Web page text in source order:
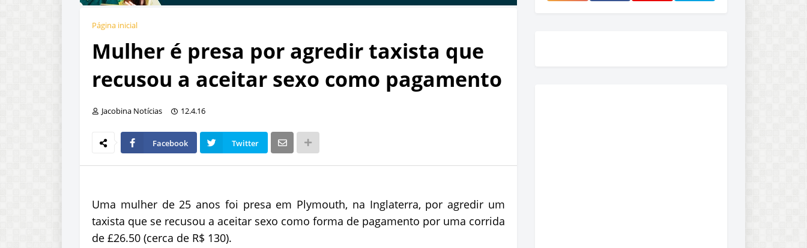
Página inicial
Mulher é presa por agredir taxista que
recusou a aceitar sexo como pagamento
Jacobina Notícias 12.4.16
Facebook Twitter
Uma mulher de 25 anos foi presa em Plymouth, na Inglaterra, por agredir um
taxista que se recusou a aceitar sexo como forma de pagamento por uma corrida
de £26.50 (cerca de R$ 130).